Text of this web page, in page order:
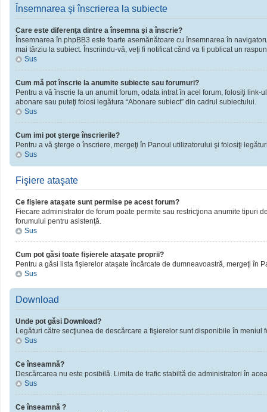
Însemnarea şi înscrierea la subiecte
Care este diferenţa dintre a însemna şi a înscrie?
Însemnarea în phpBB3 este foarte asemănătoare cu însemnarea în
mai târziu la subiect. Înscriindu-vă, veţi fi notificat când va fi publicat un
Sus
Cum mă pot înscrie la anumite subiecte sau forumuri?
Pentru a vă înscrie la un anumit forum, odata intrat în acel forum, folosiţi
abonare sau puteţi folosi legătura “Abonare subiect” din cadrul subiectului.
Sus
Cum imi pot şterge înscrierile?
Pentru a vă şterge o înscriere, mergeţi în Panoul utilizatorului şi folosiţi
Sus
Fişiere ataşate
Ce fişiere ataşate sunt permise pe acest forum?
Fiecare administrator de forum poate permite sau restricţiona anumite tipuri
forumului pentru asistenţă.
Sus
Cum pot găsi toate fişierele ataşate proprii?
Pentru a găsi lista fişierelor ataşate încărcate de dumneavoastră, mergeţi în
Sus
Download
Unde pot găsi Download?
Legături către secţiunea de descărcare a fişierelor sunt disponibile în meniul
Sus
Ce înseamnă?
Descărcarea nu este posibilă. Limita de trafic stabiltă de administratori în
Sus
Ce înseamnă ?